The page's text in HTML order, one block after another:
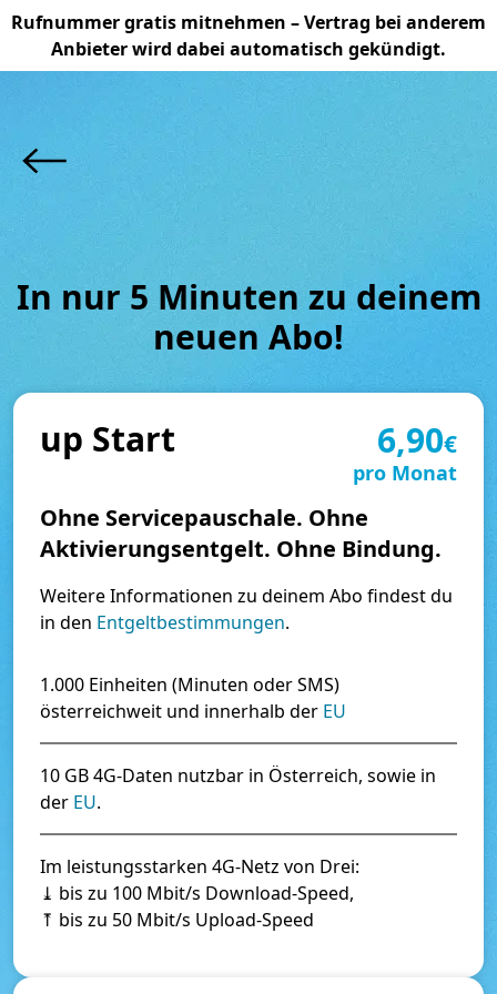
Rufnummer gratis mitnehmen – Vertrag bei anderem
Anbieter wird dabei automatisch gekündigt.
Zu
up-
In nur 5 Minuten zu deinem
neuen Abo!
up Start 6,90€
pro Monat
Ohne Servicepauschale. Ohne
Aktivierungsentgelt. Ohne Bindung.
Weitere Informationen zu deinem Abo findest du
in den Entgeltbestimmungen.
1.000 Einheiten (Minuten oder SMS)
österreichweit und innerhalb der EU
10 GB 4G-Daten nutzbar in Österreich, sowie in
der EU.
Im leistungsstarken 4G-Netz von Drei:
⤓ bis zu 100 Mbit/s Download-Speed,
⤒ bis zu 50 Mbit/s Upload-Speed